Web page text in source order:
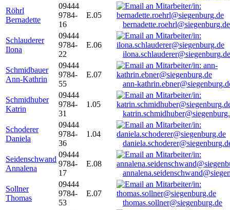
Röhrl
Bernadette
09444
9784-
16
E.05
bernadette.roehrl@siegenburg.de
Schlauderer
Ilona
09444
9784-
22
E.06
ilona.schlauderer@siegenburg.de
Schmidbauer
Ann-Kathrin
09444
9784-
55
E.07
ann-
Schmidhuber
Katrin
09444
9784-
31
1.05
Schoderer
Daniela
09444
9784-
36
1.04
Seidenschwand
Annalena
09444
9784-
17
E.08
Sollner
Thomas
09444
9784-
53
E.07
thomas.sollner@siegenburg.de